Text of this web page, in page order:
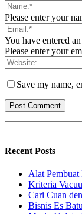
Please enter your
You have entered
Please enter your
Save my name,
Recent Posts
Alat
Kriteria
Cari Cuan
Bisnis Es